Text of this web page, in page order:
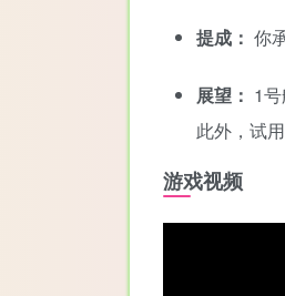
提成： 你
展望： 1
此外，试
游戏视频